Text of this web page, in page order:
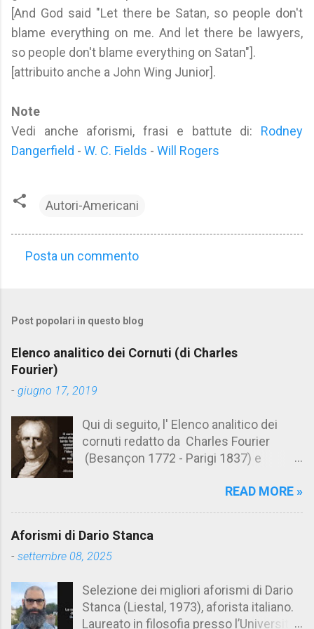
[And God said "Let there be Satan, so people don't
blame everything on me. And let there be lawyers,
so people don't blame everything on Satan"].
[attribuito anche a John Wing Junior].
Note
Vedi anche aforismi, frasi e battute di: Rodney
Dangerfield - W. C. Fields - Will Rogers
Autori-Americani
m
e
n
t
Posta un commento
Post popolari in questo blog
Elenco analitico dei Cornuti (di Charles
Fourier)
- giugno 17, 2019
Qui di seguito, l' Elenco analitico dei
cornuti redatto da Charles Fourier
(Besançon 1772 - Parigi 1837) e
Aforismario trovi anche una raccolta di
cornuto pretenzioso: colui che ritiene
sua moglie tanto fortunata, per averlo
ammettere l'idea del tradimento. Ciò lo
rende un marito assai comodo.
READ MORE »
Aforismi di Dario Stanca
- settembre 08, 2025
Selezione dei migliori aforismi di Dario
Stanca (Liestal, 1973), aforista italiano.
Laureato in filosofia presso l’Università